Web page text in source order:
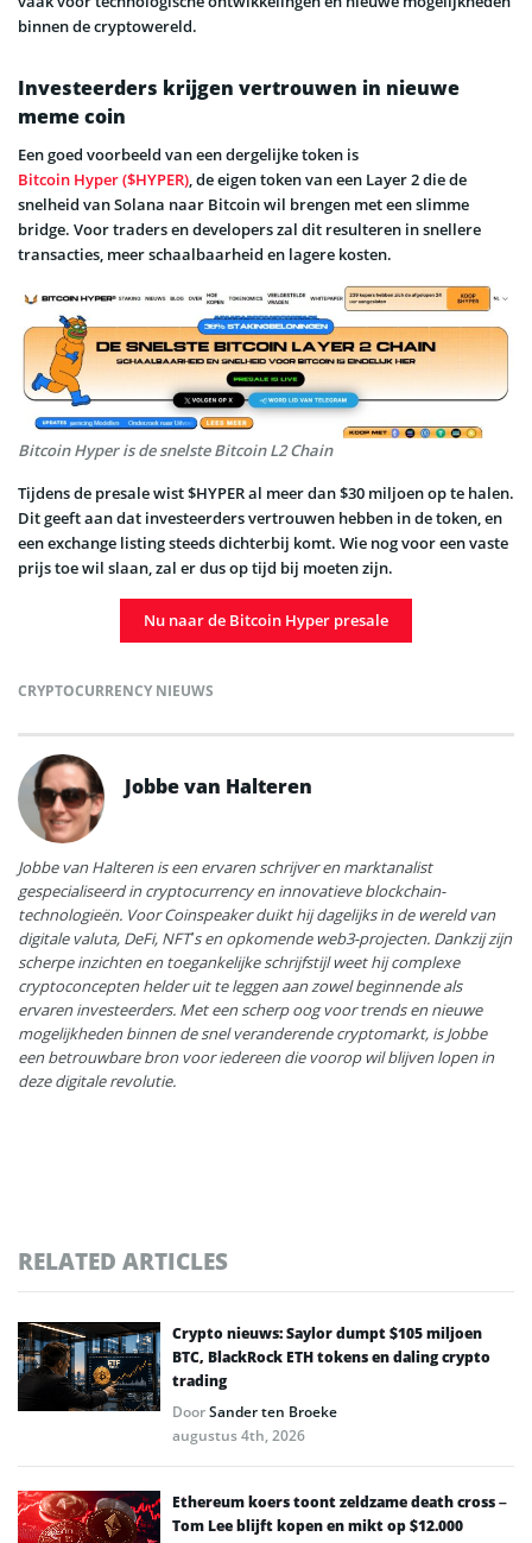
binnen de cryptowereld.
Investeerders krijgen vertrouwen in nieuwe
meme coin
Een goed voorbeeld van een dergelijke token is
Bitcoin Hyper ($HYPER), de eigen token van een Layer 2 die de
snelheid van Solana naar Bitcoin wil brengen met een slimme
bridge. Voor traders en developers zal dit resulteren in snellere
transacties, meer schaalbaarheid en lagere kosten.
Bitcoin Hyper is de snelste Bitcoin L2 Chain
Tijdens de presale wist $HYPER al meer dan $30 miljoen op te halen.
Dit geeft aan dat investeerders vertrouwen hebben in de token, en
een exchange listing steeds dichterbij komt. Wie nog voor een vaste
prijs toe wil slaan, zal er dus op tijd bij moeten zijn.
Nu naar de Bitcoin Hyper presale
CRYPTOCURRENCY NIEUWS
Jobbe van Halteren
Jobbe van Halteren is een ervaren schrijver en marktanalist
gespecialiseerd in cryptocurrency en innovatieve blockchain-
technologieën. Voor Coinspeaker duikt hij dagelijks in de wereld van
digitale valuta, DeFi, NFT’s en opkomende web3-projecten. Dankzij zijn
scherpe inzichten en toegankelijke schrijfstijl weet hij complexe
cryptoconcepten helder uit te leggen aan zowel beginnende als
ervaren investeerders. Met een scherp oog voor trends en nieuwe
mogelijkheden binnen de snel veranderende cryptomarkt, is Jobbe
een betrouwbare bron voor iedereen die voorop wil blijven lopen in
deze digitale revolutie.
RELATED ARTICLES
Crypto nieuws: Saylor dumpt $105 miljoen
BTC, BlackRock ETH tokens en daling crypto
trading
DoorSander ten Broeke
augustus 4th, 2026
Ethereum koers toont zeldzame death cross –
Tom Lee blijft kopen en mikt op $12.000